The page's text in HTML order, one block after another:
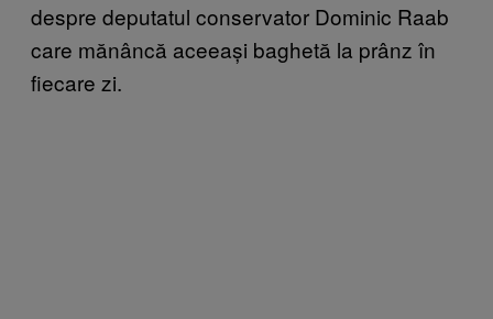
despre deputatul conservator Dominic Raab
care mănâncă aceeași baghetă la prânz în
fiecare zi.